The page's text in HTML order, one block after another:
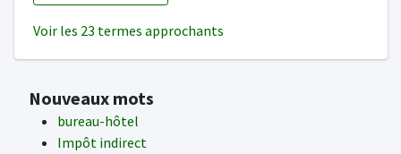
Voir les 23 termes approchants
Nouveaux mots
bureau-hôtel
Impôt indirect